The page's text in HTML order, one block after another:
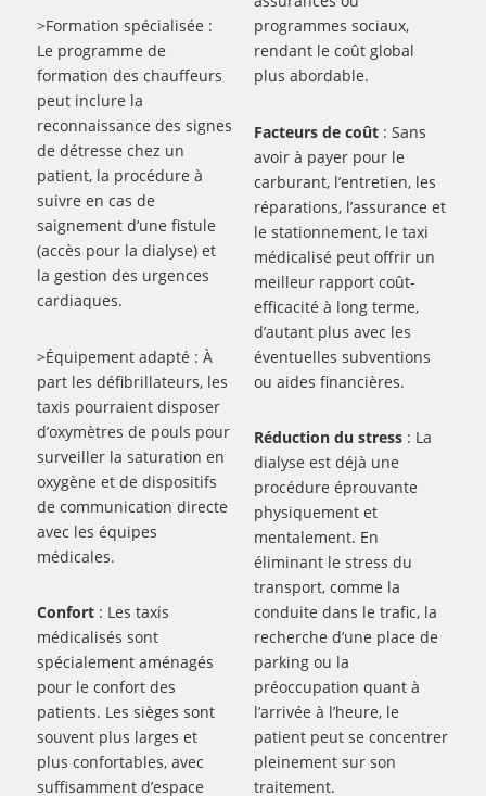
>Formation spécialisée :
Le programme de
formation des chauffeurs
peut inclure la
reconnaissance des signes
de détresse chez un
patient, la procédure à
suivre en cas de
saignement d’une fistule
(accès pour la dialyse) et
la gestion des urgences
cardiaques.
>Équipement adapté : À
part les défibrillateurs, les
taxis pourraient disposer
d’oxymètres de pouls pour
surveiller la saturation en
oxygène et de dispositifs
de communication directe
avec les équipes
médicales.
Confort: Les taxis
médicalisés sont
spécialement aménagés
pour le confort des
patients. Les sièges sont
souvent plus larges et
plus confortables, avec
suffisamment d’espace
programmes sociaux,
rendant le coût global
plus abordable.
Facteurs de coût: Sans
avoir à payer pour le
carburant, l’entretien, les
réparations, l’assurance et
le stationnement, le taxi
médicalisé peut offrir un
meilleur rapport coût-
efficacité à long terme,
d’autant plus avec les
éventuelles subventions
ou aides financières.
Réduction du stress: La
dialyse est déjà une
procédure éprouvante
physiquement et
mentalement. En
éliminant le stress du
transport, comme la
conduite dans le trafic, la
recherche d’une place de
parking ou la
préoccupation quant à
l’arrivée à l’heure, le
patient peut se concentrer
pleinement sur son
traitement.